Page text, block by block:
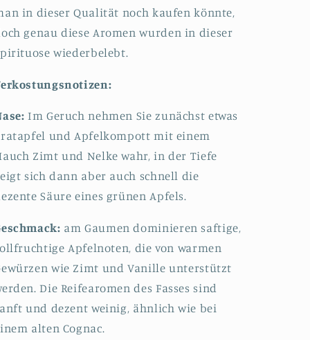
in dieser Qualität noch kaufen könnte,
genau diese Aromen wurden in dieser
wiederbelebt.
Im Geruch nehmen Sie zunächst etwas
und Apfelkompott mit einem
Zimt und Nelke wahr, in der Tiefe
sich dann aber auch schnell die
Säure eines grünen Apfels.
am Gaumen dominieren saftige,
Apfelnoten, die von warmen
wie Zimt und Vanille unterstützt
Die Reifearomen des Fasses sind
und dezent weinig, ähnlich wie bei
alten Cognac.